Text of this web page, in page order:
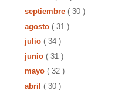
septiembre ( 30 )
agosto ( 31 )
julio ( 34 )
junio ( 31 )
mayo ( 32 )
abril ( 30 )